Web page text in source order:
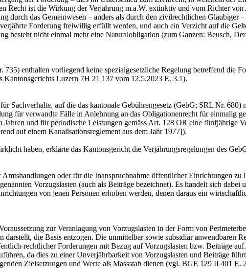
ist die Wirkung der Verjährung m.a.W. extinktiv und vom Richter von
das Gemeinwesen – anders als durch den zivilrechtlichen Gläubiger –
Forderung freiwillig erfüllt werden, und auch ein Verzicht auf die
besteht nicht einmal mehr eine Naturalobligation (zum Ganzen: Beusch,
enthalten vorliegend keine spezialgesetzliche Regelung betreffend die
Luzern 7H 21 137 vom 12.5.2023 E. 3.1).
Sachverhalte, auf die das kantonale Gebührengesetz (GebG; SRL Nr. 680)
für verwandte Fälle in Anlehnung an das Obligationenrecht für einmalig
und für periodische Leistungen gemäss Art. 128 OR eine fünfjährige
auf einem Kanalisationsreglement aus dem Jahr 1977]).
haben, erklärte das Kantonsgericht die Verjährungsregelungen des
oder für die Inanspruchnahme öffentlicher Einrichtungen zu
Vorzugslasten (auch als Beiträge bezeichnet). Es handelt sich dabei
von jenen Personen erhoben werden, denen daraus ein
zur Veranlagung von Vorzugslasten in der Form von
die Basis entzogen. Die unmittelbar sowie subsidiär anwendbaren
rechtlicher Forderungen mit Bezug auf Vorzugslasten bzw. Beiträge
da dies zu einer Unverjährbarkeit von Vorzugslasten und Beiträge
Zielsetzungen und Werte als Massstab dienen (vgl. BGE 129 II 401 E.